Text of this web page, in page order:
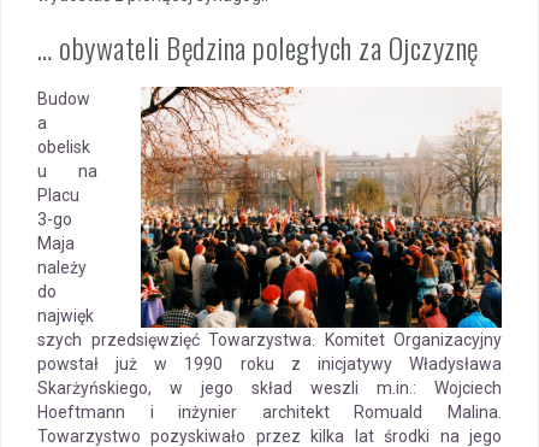
… obywateli Będzina poległych za Ojczyznę
Budow
a
obelisk
u na
Placu
3-go
Maja
należy
do
najwięk
szych przedsięwzięć Towarzystwa. Komitet Organizacyjny
powstał już w 1990 roku z inicjatywy Władysława
Skarżyńskiego, w jego skład weszli m.in.: Wojciech
Hoeftmann i inżynier architekt Romuald Malina.
Towarzystwo pozyskiwało przez kilka lat środki na jego